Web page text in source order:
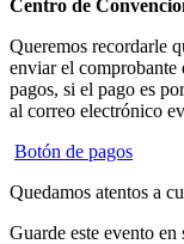
Centro de
Queremos recordarle
enviar el
pagos, si el pago es
al correo electrónico
Botón de pagos
Quedamos atentos a
Guarde este evento en